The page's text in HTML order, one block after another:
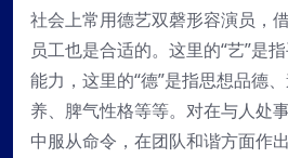
社会上常用德艺双磬形容演员，
员工也是合适的。这里的“艺”是
能力，这里的“德”是指思想品德
养、脾气性格等等。对在与人处
中服从命令，在团队和谐方面作